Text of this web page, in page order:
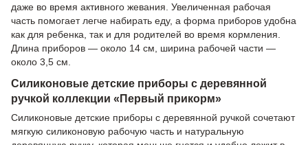
даже во время активного жевания. Увеличенная рабочая
часть помогает легче набирать еду, а форма приборов удобна
как для ребенка, так и для родителей во время кормления.
Длина приборов — около 14 см, ширина рабочей части —
около 3,5 см.
Силиконовые детские приборы с деревянной
ручкой коллекции «Первый прикорм»
Силиконовые детские приборы с деревянной ручкой сочетают
мягкую силиконовую рабочую часть и натуральную